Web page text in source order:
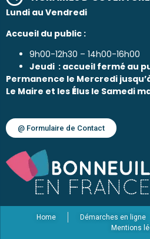
Lundi au Vendredi
Accueil du public :
9h00-12h30 – 14h00-16h00
Jeudi : accueil fermé au
Permanence le Mercredi
Le Maire et les Élus le Samedi
@ Formulaire de Contact
Home Démarches en ligne
Mentions